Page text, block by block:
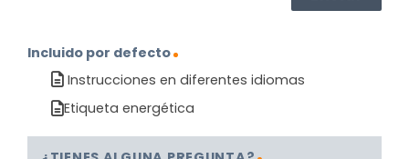
Incluido por defecto
Instrucciones en diferentes idiomas
Etiqueta energética